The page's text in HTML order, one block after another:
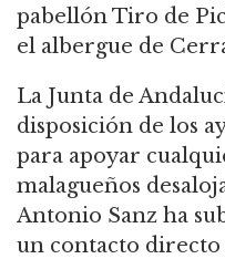
pabellón Tiro de
el albergue de
La Junta de
disposición de los
para apoyar
malagueños
Antonio Sanz ha
un contacto directo